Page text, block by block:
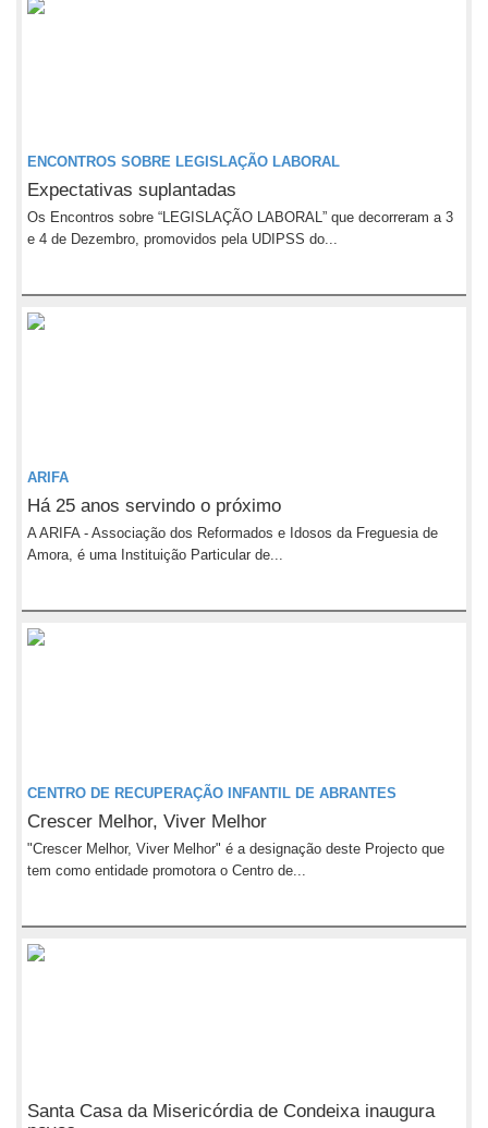
ENCONTROS SOBRE LEGISLAÇÃO LABORAL
Expectativas suplantadas
Os Encontros sobre “LEGISLAÇÃO LABORAL” que decorreram a 3
e 4 de Dezembro, promovidos pela UDIPSS do...
ARIFA
Há 25 anos servindo o próximo
A ARIFA - Associação dos Reformados e Idosos da Freguesia de
Amora, é uma Instituição Particular de...
CENTRO DE RECUPERAÇÃO INFANTIL DE ABRANTES
Crescer Melhor, Viver Melhor
"Crescer Melhor, Viver Melhor" é a designação deste Projecto que
tem como entidade promotora o Centro de...
Santa Casa da Misericórdia de Condeixa inaugura